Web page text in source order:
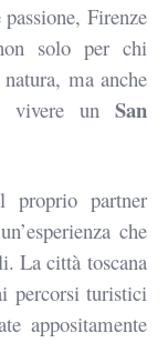
Firenze
solo per chi
ma anche
vivere un San
proprio partner
che
La città toscana
percorsi turistici
appositamente